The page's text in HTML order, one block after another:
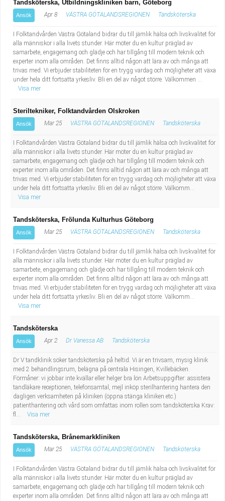
Tandsköterska, Utbildningskliniken barn, Göteborg
Ansök Apr 8 VÄSTRA GÖTALANDSREGIONEN Tandsköterska
I Folktandvården Västra Götaland bidrar du till jämlik hälsa och livskvalitet för
alla människor i alla livets stunder. Här möter du en kultur präglad av
samarbete, engagemang och glädje och har tillgång till modern teknik och
experter inom alla områden. Det finns alltid någon att lära av och många att
trivas med. Vi erbjuder stabiliteten för en trygg vardag och möjligheter att växa
under hela ditt fortsatta yrkesliv. Bli en del av något större. Välkommen ...
Visa mer
Steriltekniker, Folktandvården Olskroken
Ansök Mar 25 VÄSTRA GÖTALANDSREGIONEN Tandsköterska
I Folktandvården Västra Götaland bidrar du till jämlik hälsa och livskvalitet för
alla människor i alla livets stunder. Här möter du en kultur präglad av
samarbete, engagemang och glädje och har tillgång till modern teknik och
experter inom alla områden. Det finns alltid någon att lära av och många att
trivas med. Vi erbjuder stabiliteten för en trygg vardag och möjligheter att växa
under hela ditt fortsatta yrkesliv. Bli en del av något större. Välkomm...
Visa mer
Tandsköterska, Frölunda Kulturhus Göteborg
Ansök Mar 25 VÄSTRA GÖTALANDSREGIONEN Tandsköterska
I Folktandvården Västra Götaland bidrar du till jämlik hälsa och livskvalitet för
alla människor i alla livets stunder. Här möter du en kultur präglad av
samarbete, engagemang och glädje och har tillgång till modern teknik och
experter inom alla områden. Det finns alltid någon att lära av och många att
trivas med. Vi erbjuder stabiliteten för en trygg vardag och möjligheter att växa
under hela ditt fortsatta yrkesliv. Bli en del av något större. Välkomm...
Visa mer
Tandsköterska
Ansök Apr 2 Dr Vanessa AB Tandsköterska
Dr V tandklinik söker tandsköterska på heltid. Vi är en trivsam, mysig klinik
med 2 behandlingsrum, belägna på centrala Hisingen, Kvillebäcken.
Förmåner: vi jobbar inte kvällar eller helger bra lön Arbetsuppgifter: assistera
tandläkare receptionen, telefonsamtal, mejl inköp sterilhantering hantera den
dagligen verksamheten på kliniken (öppna stänga kliniken etc.)
patienthantering och vård som omfattas inom rollen som tandsköterska Krav:
fl...
Visa mer
Tandsköterska, Brånemarkkliniken
Ansök Mar 25 VÄSTRA GÖTALANDSREGIONEN Tandsköterska
I Folktandvården Västra Götaland bidrar du till jämlik hälsa och livskvalitet för
alla människor i alla livets stunder. Här möter du en kultur präglad av
samarbete, engagemang och glädje och har tillgång till modern teknik och
experter inom alla områden. Det finns alltid någon att lära av och många att